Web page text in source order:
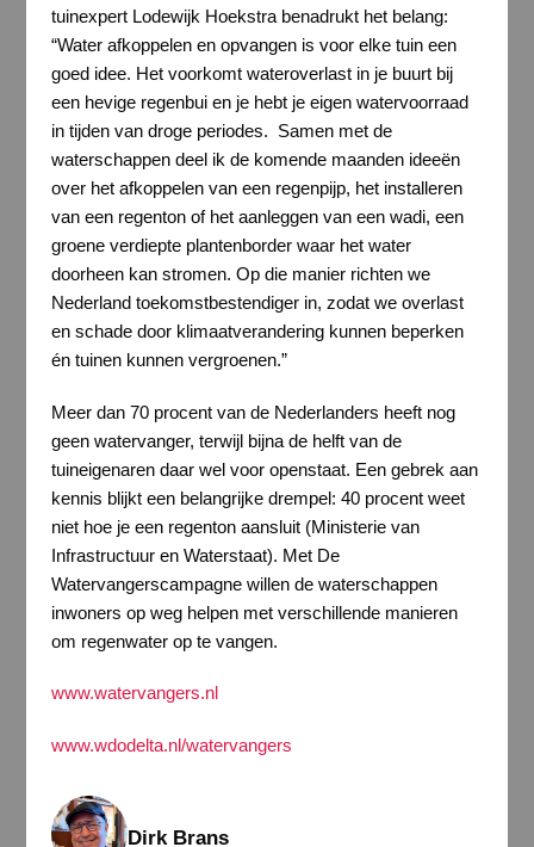
tuinexpert Lodewijk Hoekstra benadrukt het belang:
“Water afkoppelen en opvangen is voor elke tuin een
goed idee. Het voorkomt wateroverlast in je buurt bij
een hevige regenbui en je hebt je eigen watervoorraad
in tijden van droge periodes. Samen met de
waterschappen deel ik de komende maanden ideeën
over het afkoppelen van een regenpijp, het installeren
van een regenton of het aanleggen van een wadi, een
groene verdiepte plantenborder waar het water
doorheen kan stromen. Op die manier richten we
Nederland toekomstbestendiger in, zodat we overlast
en schade door klimaatverandering kunnen beperken
én tuinen kunnen vergroenen.”
Meer dan 70 procent van de Nederlanders heeft nog
geen watervanger, terwijl bijna de helft van de
tuineigenaren daar wel voor openstaat. Een gebrek aan
kennis blijkt een belangrijke drempel: 40 procent weet
niet hoe je een regenton aansluit (Ministerie van
Infrastructuur en Waterstaat). Met De
Watervangerscampagne willen de waterschappen
inwoners op weg helpen met verschillende manieren
om regenwater op te vangen.
www.watervangers.nl
www.wdodelta.nl/watervangers
Dirk Brans